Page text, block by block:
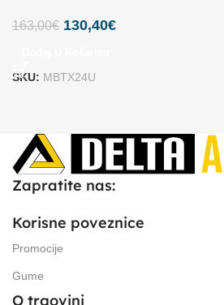
163,00€ 130,40€
SKU: MBTX24U
Zapratite nas:
Korisne poveznice
Promocije
Gume
O trgovini